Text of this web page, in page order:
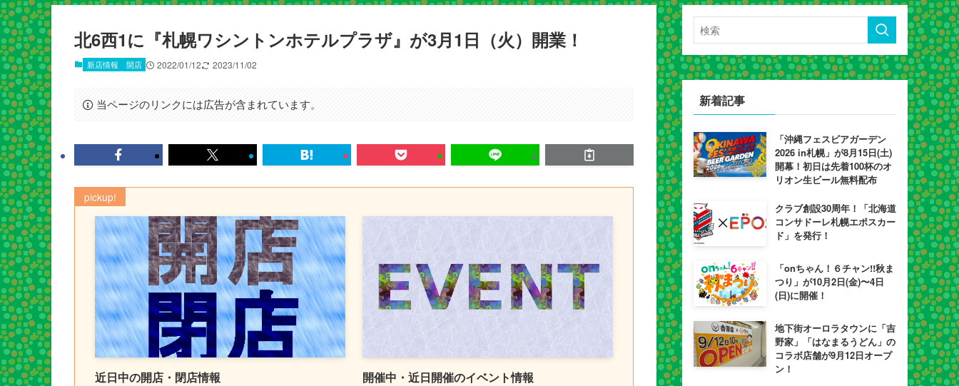
北6西1に『札幌ワシントンホテルプラザ』が3月1日（火）開業！
新店情報 開店 2022/01/12 2023/11/02
当ページのリンクには広告が含まれています。
pickup!
近日中の開店・閉店情報 開催中・近日開催のイベント情報
新着記事
「沖縄フェスビアガーデン
2026 in札幌」が8月15日(土)
開幕！初日は先着100杯のオ
リオン生ビール無料配布
クラブ創設30周年！「北海道
コンサドーレ札幌エポスカー
ド」を発行！
「onちゃん！６チャン!!秋ま
つり」が10月2日(金)〜4日
(日)に開催！
地下街オーロラタウンに「吉
野家」「はなまるうどん」の
コラボ店舗が9月12日オープ
ン！